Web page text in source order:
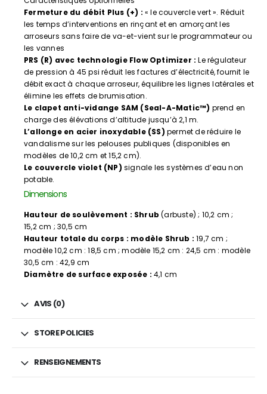
Fermeture du débit Plus (+) : « le couvercle vert ». Réduit
les temps d’interventions en rinçant et en amorçant les
arroseurs sans faire de va-et-vient sur le programmateur ou
les vannes
PRS (R) avec technologie Flow Optimizer : Le régulateur
de pression à 45 psi réduit les factures d’électricité, fournit le
débit exact à chaque arroseur, équilibre les lignes latérales et
élimine les effets de brumisation.
Le clapet anti-vidange SAM (Seal-A-Matic™) prend en
charge des élévations d’altitude jusqu’à 2,1 m.
L’allonge en acier inoxydable (SS) permet de réduire le
vandalisme sur les pelouses publiques (disponibles en
modèles de 10,2 cm et 15,2 cm).
Le couvercle violet (NP) signale les systèmes d’eau non
potable.
Dimensions
Hauteur de soulèvement : Shrub (arbuste) ; 10,2 cm ;
15,2 cm ; 30,5 cm
Hauteur totale du corps : modèle Shrub : 19,7 cm ;
modèle 10,2 cm : 18,5 cm ; modèle 15,2 cm : 24,5 cm : modèle
30,5 cm : 42,9 cm
Diamètre de surface exposée : 4,1 cm
AVIS (0)
STORE POLICIES
RENSEIGNEMENTS